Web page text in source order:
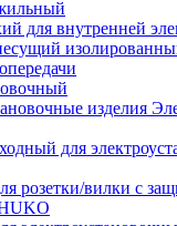
для внутренней
для
розетки/вилки с